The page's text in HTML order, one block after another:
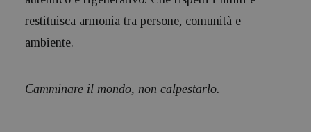
restituisca armonia tra persone, comunità e
ambiente.
Camminare il mondo, non calpestarlo.